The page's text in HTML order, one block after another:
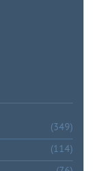
(349)
(114)